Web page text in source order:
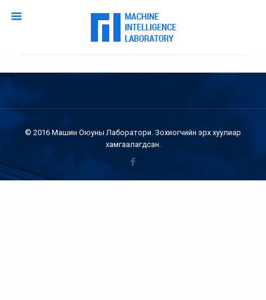
© 2016 Машин Оюуны Лаборатори. Зохиогчийн эрх хуулиар
хамгаалагдсан.